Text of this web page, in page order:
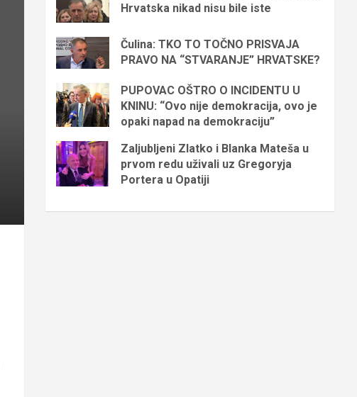
Hrvatska nikad nisu bile iste
Čulina: TKO TO TOČNO PRISVAJA
PRAVO NA “STVARANJE” HRVATSKE?
PUPOVAC OŠTRO O INCIDENTU U
KNINU: “Ovo nije demokracija, ovo je
opaki napad na demokraciju”
Zaljubljeni Zlatko i Blanka Mateša u
prvom redu uživali uz Gregoryja
Portera u Opatiji